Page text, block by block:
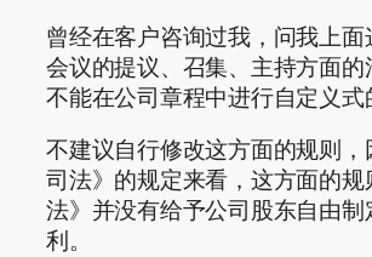
曾经在客户咨询过我，问我上面
会议的提议、召集、主持方面的
不能在公司章程中进行自定义式
不建议自行修改这方面的规则，
司法》的规定来看，这方面的规
法》并没有给予公司股东自由制
利。